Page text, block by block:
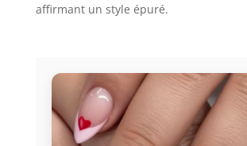
affirmant un style épuré.